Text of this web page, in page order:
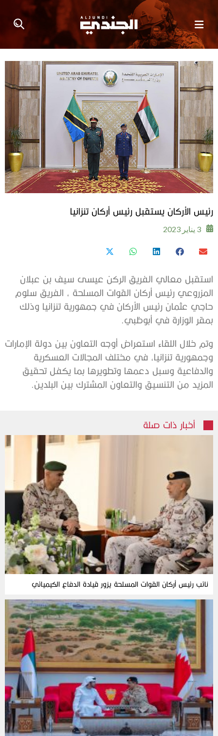
رئيس الأركان يستقبل رئيس أركان تنزانيا
3 يناير 2023
استقبل معالي الفريق الركن عيسى سيف بن عبلان
المزروعي رئيس أركان القوات المسلحة ، الفريق سلوم
حاجي عثمان رئيس الأركان في جمهورية تنزانيا وذلك
بمقر الوزارة في أبوظبي.
وتم خلال اللقاء استعراض أوجه التعاون بين دولة الإمارات
وجمهورية تنزانيا، في مختلف المجالات العسكرية
والدفاعية وسبل دعمها وتطويرها بما يكفل تحقيق
المزيد من التنسيق والتعاون المشترك بين البلدين.
أخبار ذات صلة
نائب رئيس أركان القوات المسلحة يزور قيادة الدفاع الكيميائي